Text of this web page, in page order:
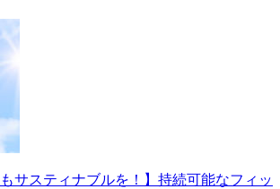
サスティナブルを！】持続可能なフィッ